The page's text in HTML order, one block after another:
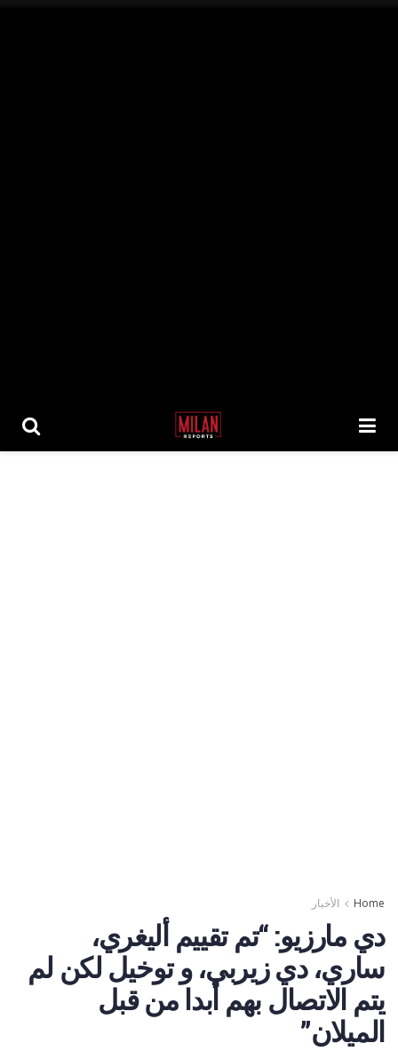
Home الأخبار
دي مارزيو: “تم تقييم أليغري،
ساري، دي زيربي، و توخيل لكن لم
يتم الاتصال بهم أبدا من قبل
الميلان”